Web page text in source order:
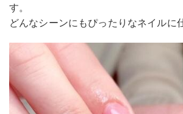
す。
どんなシーンにもぴったりなネイルに